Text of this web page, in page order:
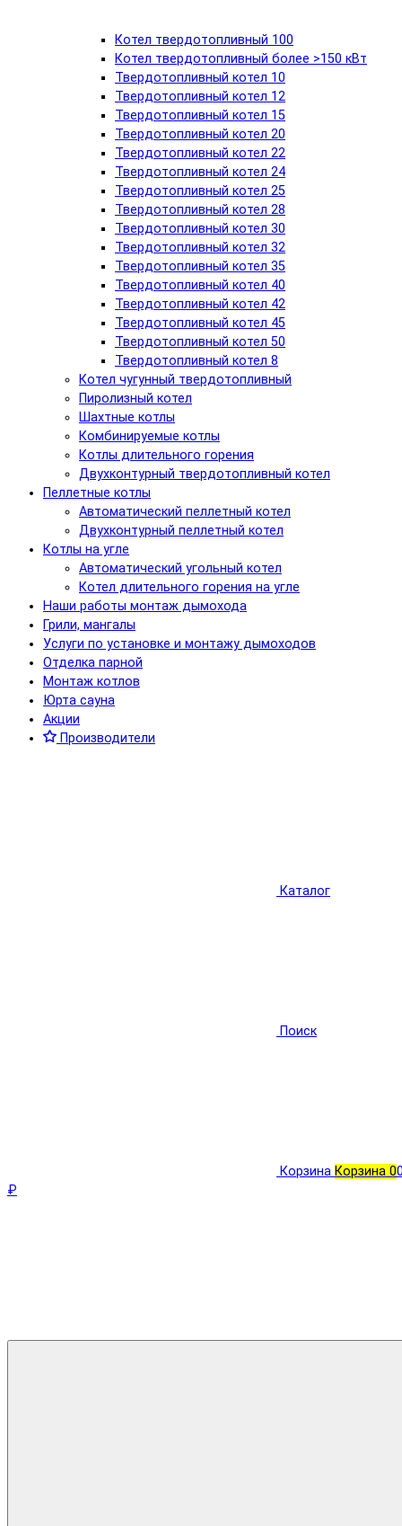
Котел твердотопливный 100
Котел твердотопливный более >150 кВт
Твердотопливный котел 10
Твердотопливный котел 12
Твердотопливный котел 15
Твердотопливный котел 20
Твердотопливный котел 22
Твердотопливный котел 24
Твердотопливный котел 25
Твердотопливный котел 28
Твердотопливный котел 30
Твердотопливный котел 32
Твердотопливный котел 35
Твердотопливный котел 40
Твердотопливный котел 42
Твердотопливный котел 45
Твердотопливный котел 50
Твердотопливный котел 8
Котел чугунный твердотопливный
Пиролизный котел
Шахтные котлы
Комбинируемые котлы
Котлы длительного горения
Двухконтурный твердотопливный котел
Пеллетные котлы
Автоматический пеллетный котел
Двухконтурный пеллетный котел
Котлы на угле
Автоматический угольный котел
Котел длительного горения на угле
Наши работы монтаж дымохода
Грили, мангалы
Услуги по установке и монтажу дымоходов
Отделка парной
Монтаж котлов
Юрта сауна
Акции
Производители
Каталог
Поиск
Корзина Корзина 0
₽